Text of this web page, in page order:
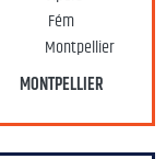
MONTPELLIER